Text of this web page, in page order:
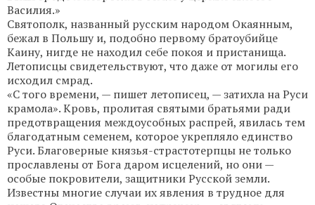
Василия.»
Святополк, названный русским народом Окаянным,
бежал в Польшу и, подобно первому братоубийце
Каину, нигде не находил себе покоя и пристанища.
Летописцы свидетельствуют, что даже от могилы его
исходил смрад.
«С того времени, — пишет летописец, — затихла на Руси
крамола». Кровь, пролитая святыми братьями ради
предотвращения междоусобных распрей, явилась тем
благодатным семенем, которое укрепляло единство
Руси. Благоверные князья-страстотерпцы не только
прославлены от Бога даром исцелений, но они —
особые покровители, защитники Русской земли.
Известны многие случаи их явления в трудное для